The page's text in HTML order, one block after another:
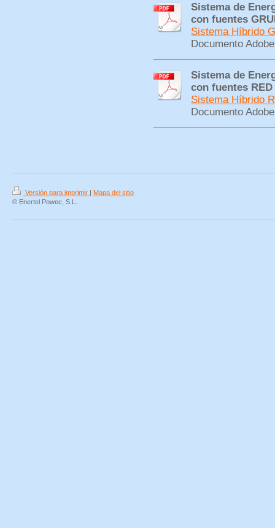
Sistema de
con fuentes
Sistema Híbrido
Documento
Sistema de
con fuentes RED
Sistema Híbrido
Documento
Versión para imprimir | Mapa del sitio
© Enertel Powec, S.L.